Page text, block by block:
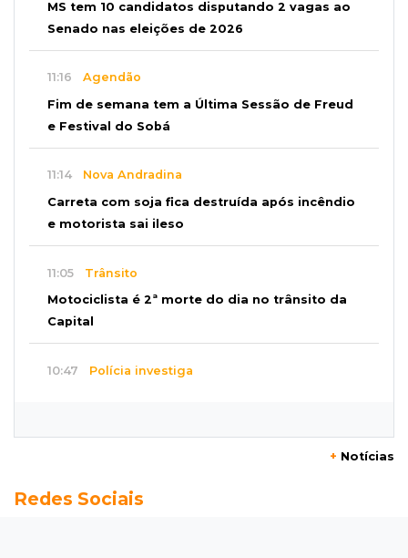
MS tem 10 candidatos disputando 2 vagas ao
Senado nas eleições de 2026
11:16 Agendão
Fim de semana tem a Última Sessão de Freud
e Festival do Sobá
11:14 Nova Andradina
Carreta com soja fica destruída após incêndio
e motorista sai ileso
11:05 Trânsito
Motociclista é 2ª morte do dia no trânsito da
Capital
10:47 Polícia investiga
Federação oficializa Delcídio e disputa ao
+ Notícias
Redes Sociais